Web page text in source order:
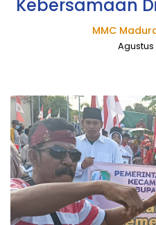
Kebersamaan
MMC
Agustus